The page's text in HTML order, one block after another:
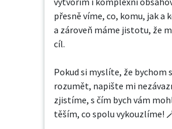
přesně víme, co, komu, jak a
a zároveň máme jistotu, že
cíl.
Pokud si myslíte, že bychom
rozumět, napište mi
zjistíme, s čím bych vám
těším, co spolu vykouzlíme!